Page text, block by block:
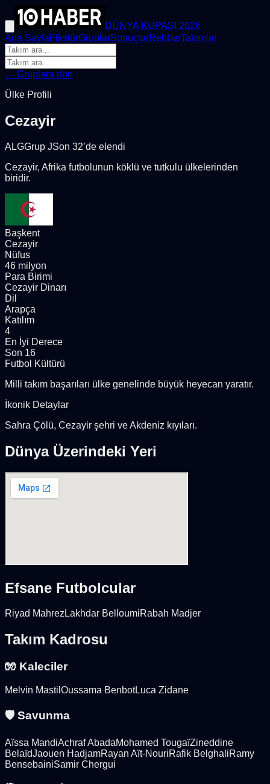
DÜNYA KUPASI 2026
Ana SayfaFikstürGruplarSonuçlarRehberTakımlar
← Gruplara dön
Ülke Profili
Cezayir
ALGGrup JSon 32’de elendi
Cezayir, Afrika futbolunun köklü ve tutkulu ülkelerinden
biridir.
Başkent
Cezayir
Nüfus
46 milyon
Para Birimi
Cezayir Dinarı
Dil
Arapça
Katılım
4
En İyi Derece
Son 16
Futbol Kültürü
Milli takım başarıları ülke genelinde büyük heyecan yaratır.
İkonik Detaylar
Sahra Çölü, Cezayir şehri ve Akdeniz kıyıları.
Dünya Üzerindeki Yeri
Efsane Futbolcular
Riyad MahrezLakhdar BelloumiRabah Madjer
Takım Kadrosu
🧤 Kaleciler
Melvin Mastil Oussama BenbotLuca Zidane
🛡️ Savunma
Aïssa MandiAchraf AbadaMohamed TougaïZineddine
BelaïdJaouen HadjamRayan Aït-NouriRafik BelghaliRamy
BensebainiSamir Chergui